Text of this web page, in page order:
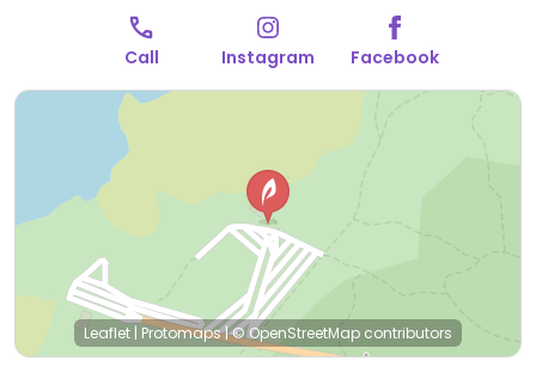
Call Instagram Facebook
Leaflet | Protomaps|© OpenStreetMap contributors